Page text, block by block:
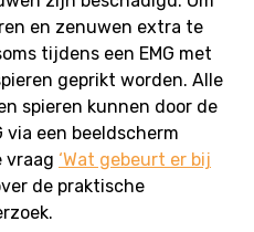
en zenuwen extra te
tijdens een EMG met
geprikt worden. Alle
spieren kunnen door de
via een beeldscherm
vraag ‘Wat gebeurt er bij
de praktische